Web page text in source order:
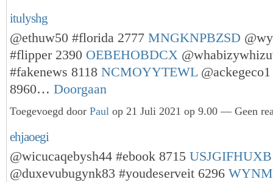
itulyshg
@ethuw50 #florida 2777 MNGKNPBZSD
#flipper 2390 OEBEHOBDCX
#fakenews 8118 NCMOYYTEWL
8960… Doorgaan
Toegevoegd door Paul op 21 Juli 2021 op 9.00 — Geen
ehjaoegi
@wicucaqebysh44 #ebook 8715 USJGIFHUXB
@duxevubugynk83 #youdeserveit 6296